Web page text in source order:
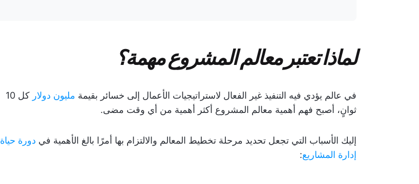
لماذا تعتبر معالم المشروع مهمة؟
في عالم يؤدي فيه التنفيذ غير الفعال لاستراتيجيات الأعمال إلى خسائر بقيمة مليون دولار
كل 10
ثوانٍ، أصبح فهم أهمية معالم المشروع أكثر أهمية من أي وقت مضى.
إليك الأسباب التي تجعل تحديد مرحلة تخطيط المعالم والالتزام بها أمرًا بالغ الأهمية في دورة حياة
إدارة المشاريع: